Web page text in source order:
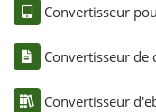
Convertisseur
Convertisseur de
Convertisseur